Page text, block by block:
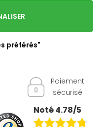
préférés"
Paiement
sécurisé
Noté 4.78/5